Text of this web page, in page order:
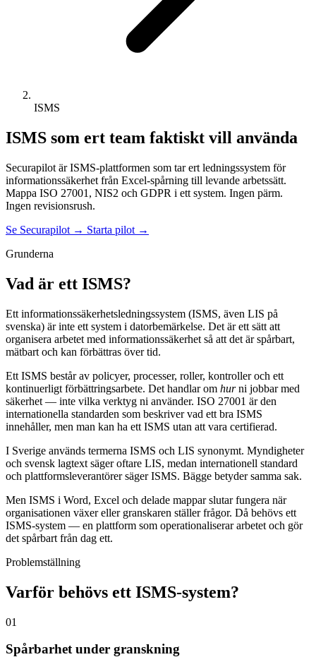
ISMS
ISMS som ert team faktiskt vill använda
Securapilot är ISMS-plattformen som tar ert ledningssystem för
informationssäkerhet från Excel-spårning till levande arbetssätt.
Mappa ISO 27001, NIS2 och GDPR i ett system. Ingen pärm.
Ingen revisionsrush.
Se Securapilot → Starta pilot →
Grunderna
Vad är ett ISMS?
Ett informationssäkerhetsledningssystem (ISMS, även LIS på
svenska) är inte ett system i datorbemärkelse. Det är ett sätt att
organisera arbetet med informationssäkerhet så att det är spårbart,
mätbart och kan förbättras över tid.
Ett ISMS består av policyer, processer, roller, kontroller och ett
kontinuerligt förbättringsarbete. Det handlar om hurni jobbar med
säkerhet — inte vilka verktyg ni använder. ISO 27001 är den
internationella standarden som beskriver vad ett bra ISMS
innehåller, men man kan ha ett ISMS utan att vara certifierad.
I Sverige används termerna ISMS och LIS synonymt. Myndigheter
och svensk lagtext säger oftare LIS, medan internationell standard
och plattformsleverantörer säger ISMS. Bägge betyder samma sak.
Men ISMS i Word, Excel och delade mappar slutar fungera när
organisationen växer eller granskaren ställer frågor. Då behövs ett
ISMS-system — en plattform som operationaliserar arbetet och gör
det spårbart från dag ett.
Problemställning
Varför behövs ett ISMS-system?
01
Spårbarhet under granskning